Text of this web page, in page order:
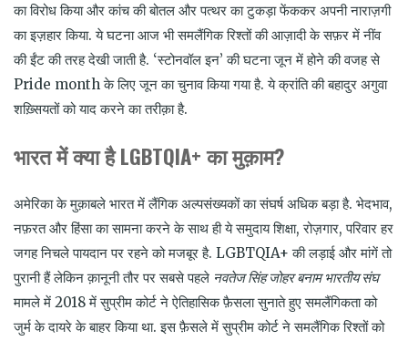
का विरोध किया और कांच की बोतल और पत्थर का टुकड़ा फेंककर अपनी नाराज़गी
का इज़हार किया. ये घटना आज भी समलैंगिक रिश्तों की आज़ादी के सफ़र में नींव
की ईंट की तरह देखी जाती है. ‘स्टोनवॉल इन’ की घटना जून में होने की वजह से
Pride month के लिए जून का चुनाव किया गया है. ये क्रांति की बहादुर अगुवा
शख़्सियतों को याद करने का तरीक़ा है.
भारत में क्या है LGBTQIA+ का मुक़ाम?
अमेरिका के मुक़ाबले भारत में लैंगिक अल्पसंख्यकों का संघर्ष अधिक बड़ा है. भेदभाव,
नफ़रत और हिंसा का सामना करने के साथ ही ये समुदाय शिक्षा, रोज़गार, परिवार हर
जगह निचले पायदान पर रहने को मजबूर है. LGBTQIA+ की लड़ाई और मांगें तो
पुरानी हैं लेकिन क़ानूनी तौर पर सबसे पहले नवतेज सिंह जोहर बनाम भारतीय संघ
मामले में 2018 में सुप्रीम कोर्ट ने ऐतिहासिक फ़ैसला सुनाते हुए समलैंगिकता को
जुर्म के दायरे के बाहर किया था. इस फ़ैसले में सुप्रीम कोर्ट ने समलैंगिक रिश्तों को